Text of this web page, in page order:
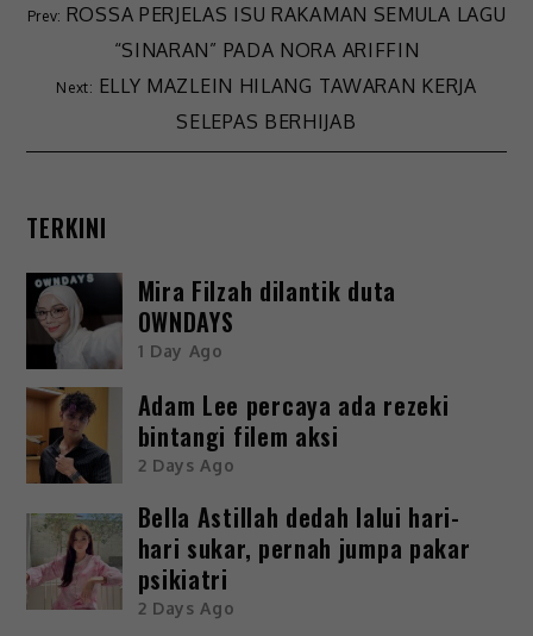
ROSSA PERJELAS ISU RAKAMAN SEMULA LAGU
“SINARAN” PADA NORA ARIFFIN
ELLY MAZLEIN HILANG TAWARAN KERJA
SELEPAS BERHIJAB
TERKINI
Mira Filzah dilantik duta
OWNDAYS
1 Day Ago
Adam Lee percaya ada rezeki
bintangi filem aksi
2 Days Ago
Bella Astillah dedah lalui hari-
hari sukar, pernah jumpa pakar
psikiatri
2 Days Ago